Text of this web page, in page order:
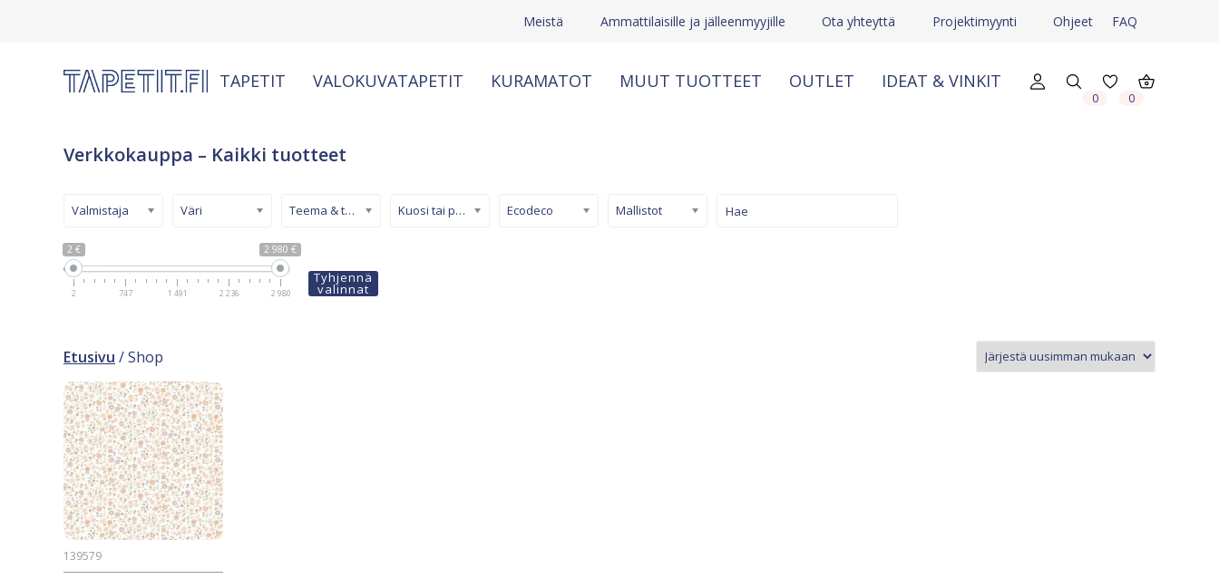
Meistä Ammattilaisille ja jälleenmyyjille Ota yhteyttä Projektimyynti Ohjeet FAQ
TAPETIT VALOKUVATAPETIT KURAMATOT MUUT TUOTTEET OUTLET IDEAT & VINKIT
0 0
Verkkokauppa – Kaikki tuotteet
2 € 2 980 €
2 747 1 491 2 236 2 980
Valmistaja Väri Teema & tyyli Kuosi tai pinta Ecodeco Mallistot
Tyhjennä
valinnat
Etusivu / Shop
139579